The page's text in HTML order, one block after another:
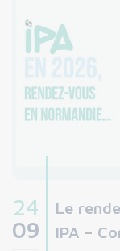
24
09
Le
IPA –